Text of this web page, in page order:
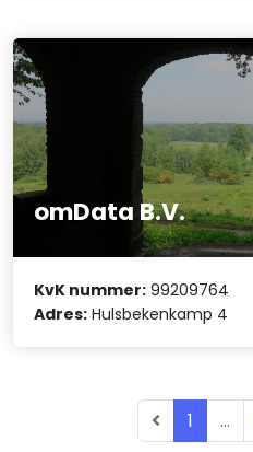
omData B.V.
KvK nummer: 99209764
Adres: Hulsbekenkamp 4
1 ...